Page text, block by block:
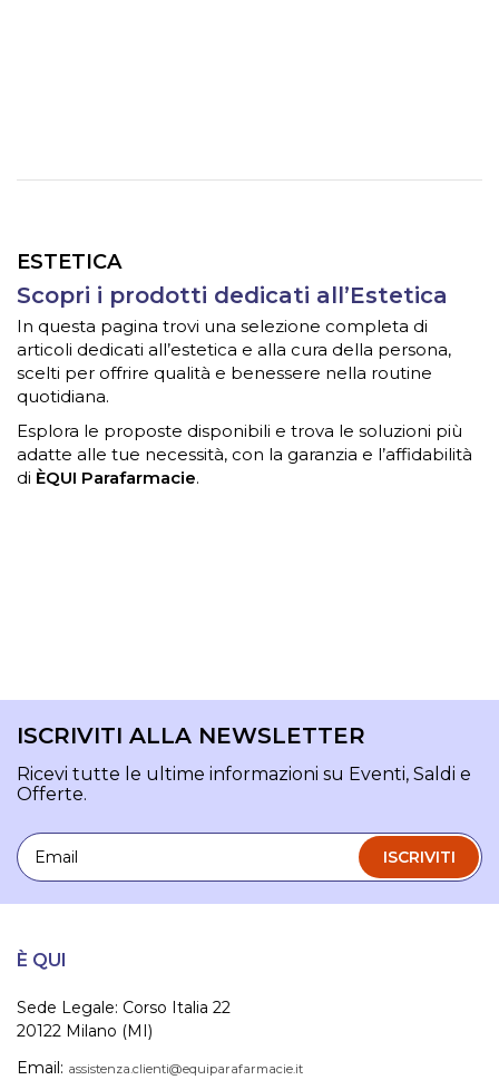
ESTETICA
Scopri i prodotti dedicati all’Estetica
In questa pagina trovi una selezione completa di
articoli dedicati all’estetica e alla cura della persona,
scelti per offrire qualità e benessere nella routine
quotidiana.
Esplora le proposte disponibili e trova le soluzioni più
adatte alle tue necessità, con la garanzia e l’affidabilità
di ÈQUI Parafarmacie.
ISCRIVITI ALLA NEWSLETTER
Ricevi tutte le ultime informazioni su Eventi, Saldi e
Offerte.
Email
ISCRIVITI
È QUI
Sede Legale: Corso Italia 22
20122 Milano (MI)
Email: assistenza.clienti@equiparafarmacie.it